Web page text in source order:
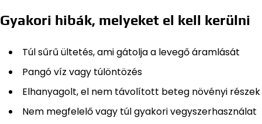
Gyakori hibák, melyeket el kell kerülni
Túl sűrű ültetés, ami gátolja a levegő áramlását
Pangó víz vagy túlöntözés
Elhanyagolt, el nem távolított beteg növényi részek
Nem megfelelő vagy túl gyakori vegyszerhasználat